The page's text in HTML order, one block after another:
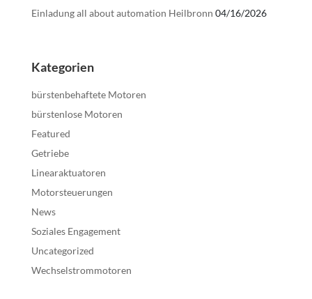
Einladung all about automation Heilbronn 04/16/2026
Kategorien
bürstenbehaftete Motoren
bürstenlose Motoren
Featured
Getriebe
Linearaktuatoren
Motorsteuerungen
News
Soziales Engagement
Uncategorized
Wechselstrommotoren